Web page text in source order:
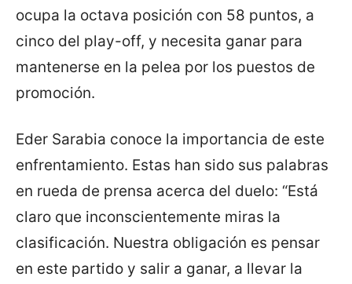
ocupa la octava posición con 58 puntos, a
cinco del play-off, y necesita ganar para
mantenerse en la pelea por los puestos de
promoción.
Eder Sarabia conoce la importancia de este
enfrentamiento. Estas han sido sus palabras
en rueda de prensa acerca del duelo: “Está
claro que inconscientemente miras la
clasificación. Nuestra obligación es pensar
en este partido y salir a ganar, a llevar la